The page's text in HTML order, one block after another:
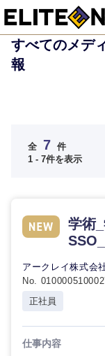
すべてのメデ
報
ご希望の
ご希望の
ご希望の
ご希望の
全 7 件
1 - 7件を表示
学術
アークレイ株式会
No.
正社員
仕事内容